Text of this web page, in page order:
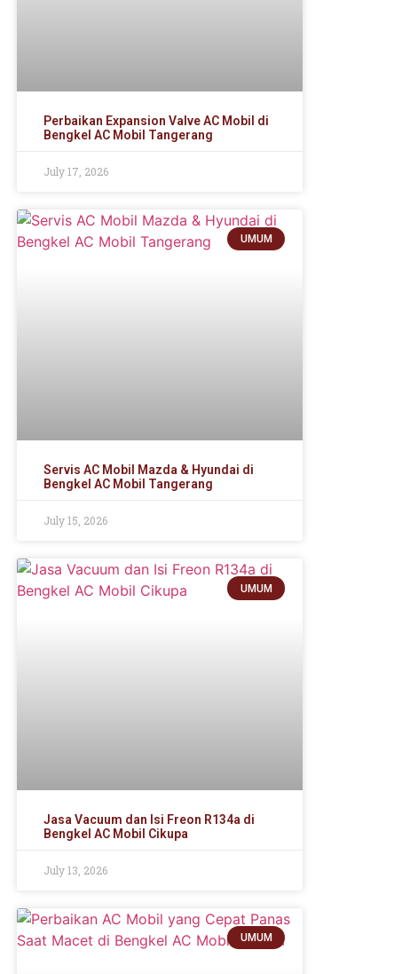
Perbaikan Expansion Valve AC Mobil di
Bengkel AC Mobil Tangerang
July 17, 2026
UMUM
Servis AC Mobil Mazda & Hyundai di
Bengkel AC Mobil Tangerang
July 15, 2026
UMUM
Jasa Vacuum dan Isi Freon R134a di
Bengkel AC Mobil Cikupa
July 13, 2026
UMUM